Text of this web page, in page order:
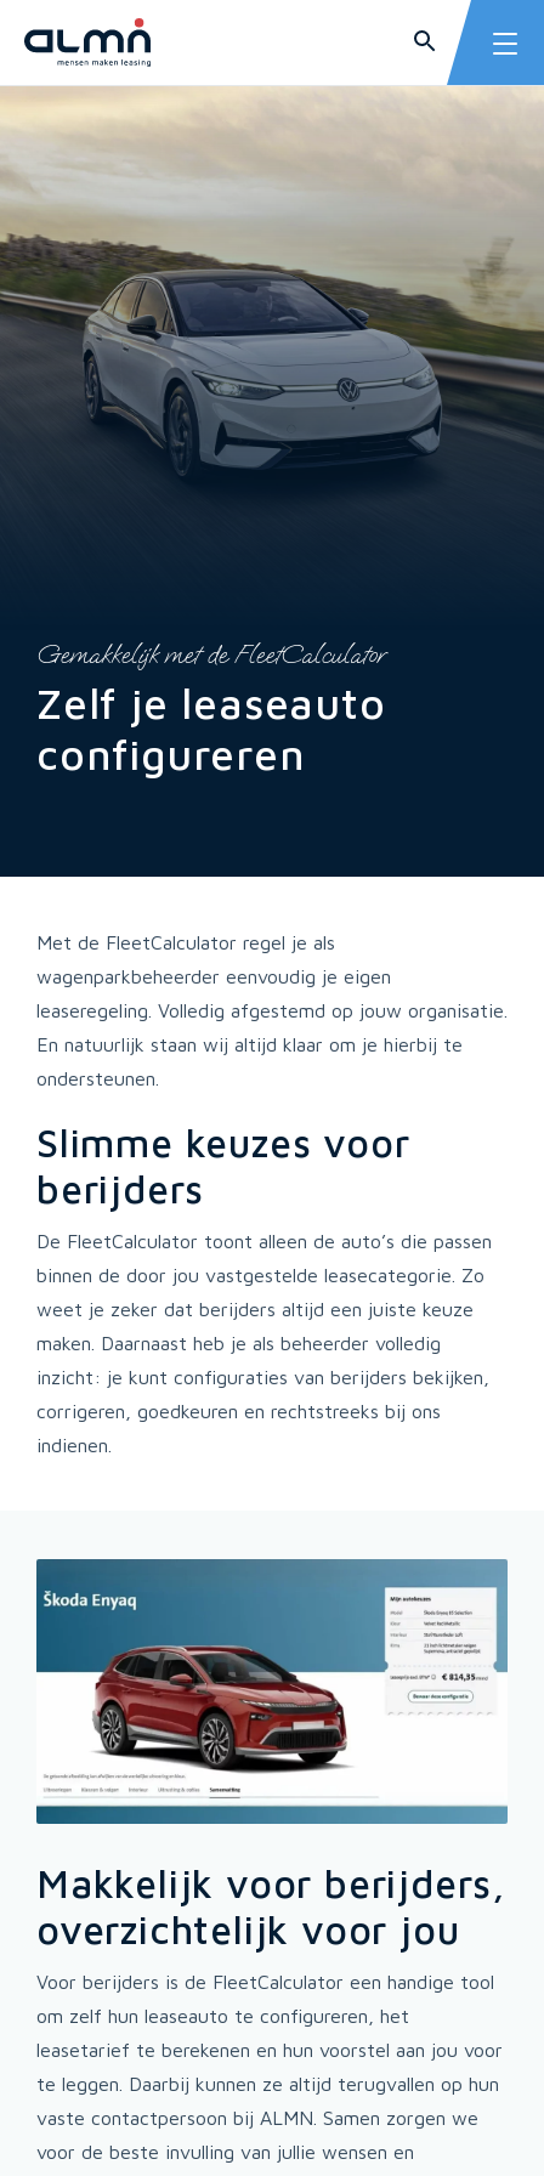
Gemakkelijk met de FleetCalculator
Zelf je leaseauto
configureren
Met de FleetCalculator regel je als
wagenparkbeheerder eenvoudig je eigen
leaseregeling. Volledig afgestemd op jouw organisatie.
En natuurlijk staan wij altijd klaar om je hierbij te
ondersteunen.
Slimme keuzes voor
berijders
De FleetCalculator toont alleen de auto’s die passen
binnen de door jou vastgestelde leasecategorie. Zo
weet je zeker dat berijders altijd een juiste keuze
maken. Daarnaast heb je als beheerder volledig
inzicht: je kunt configuraties van berijders bekijken,
corrigeren, goedkeuren en rechtstreeks bij ons
indienen.
Makkelijk voor berijders,
overzichtelijk voor jou
Voor berijders is de FleetCalculator een handige tool
om zelf hun leaseauto te configureren, het
leasetarief te berekenen en hun voorstel aan jou voor
te leggen. Daarbij kunnen ze altijd terugvallen op hun
vaste contactpersoon bij ALMN. Samen zorgen we
voor de beste invulling van jullie wensen en